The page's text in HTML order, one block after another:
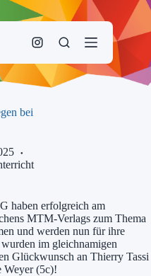
bei
haben erfolgreich am
MTM-Verlags zum Thema
und werden nun für ihre
im gleichnamigen
Glückwunsch an Thierry Tassi
Weyer (5c)!